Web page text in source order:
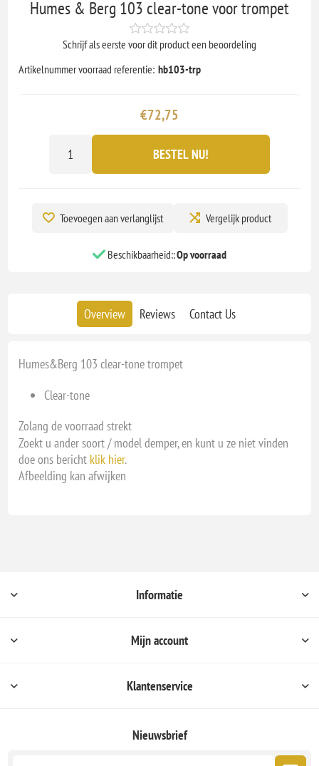
Humes & Berg 103 clear-tone voor trompet
Schrijf als eerste voor dit product een beoordeling
Artikelnummer voorraad referentie: hb103-trp
€72,75
BESTEL NU!
Toevoegen aan verlanglijst Vergelijk product
Beschikbaarheid::Op voorraad
Overview Reviews Contact Us
Humes&Berg 103 clear-tone trompet
Clear-tone
Zolang de voorraad strekt
Zoekt u ander soort / model demper, en kunt u ze niet vinden
doe ons bericht klik hier.
Afbeelding kan afwijken
Informatie
Mijn account
Klantenservice
Nieuwsbrief